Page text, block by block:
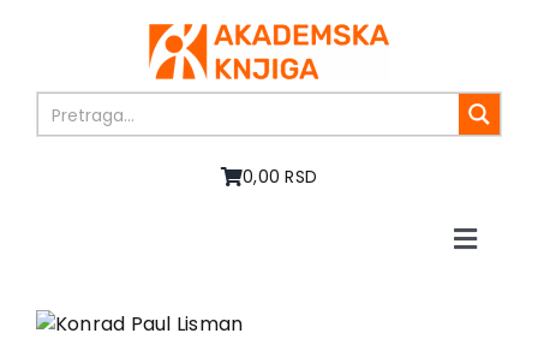
0,00 RSD
Toggle
About us